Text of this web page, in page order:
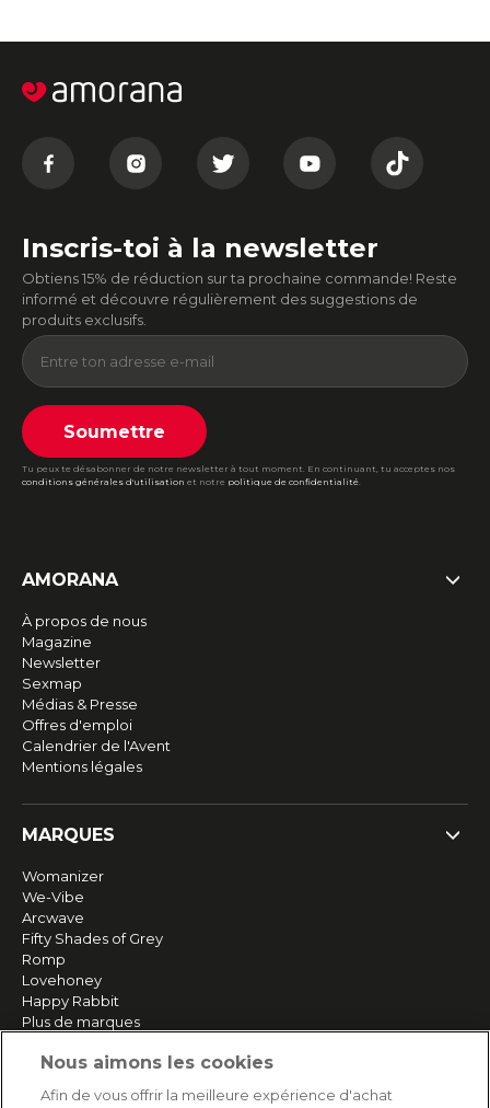
Inscris-toi à la newsletter
Obtiens 15% de réduction sur ta prochaine commande! Reste
informé et découvre régulièrement des suggestions de
produits exclusifs.
Soumettre
Tu peux te désabonner de notre newsletter à tout moment. En continuant, tu acceptes nos
conditions générales d'utilisation et notre politique de confidentialité.
AMORANA
À propos de nous
Magazine
Newsletter
Sexmap
Médias & Presse
Offres d'emploi
Calendrier de l'Avent
Mentions légales
MARQUES
Womanizer
We-Vibe
Arcwave
Fifty Shades of Grey
Romp
Lovehoney
Happy Rabbit
Plus de marques
SERVICE
Nous aimons les cookies
Afin de vous offrir la meilleure expérience d'achat